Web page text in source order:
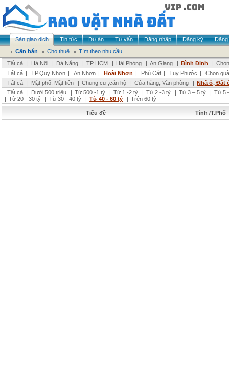
Sàn giao dịch Tin tức Dự án Tư vấn Đăng nhập Đăng ký
Đăng
Cần bán
Cho thuê
Tìm theo nhu cầu
Tất cả
| Hà Nội | Đà Nẵng | TP HCM | Hải Phòng | An Giang | Bình Định |
Tất cả | TP.Quy Nhơn | An Nhơn | Hoài Nhơn | Phù Cát | Tuy Phước |
Chọn
Tất cả
| Mặt phố, Mặt tiền | Chung cư ,căn hộ | Cửa hàng, Văn phòng | Nhà ở, Đất
Tất cả
| Dưới 500 triệu | Từ 500 -1 tỷ | Từ 1 -2 tỷ | Từ 2 -3 tỷ | Từ 3 – 5 tỷ | Từ 5
| Từ 20 - 30 tỷ | Từ 30 - 40 tỷ | Từ 40 - 60 tỷ | Trên 60 tỷ
Tiêu đề Tỉnh /T.Phố